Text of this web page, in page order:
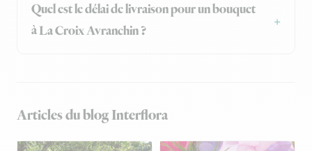
Quel est le délai de livraison pour un bouquet
à La Croix Avranchin ?
Articles du blog Interflora